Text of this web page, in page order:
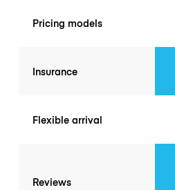
Pricing models
Insurance
Flexible arrival
Reviews